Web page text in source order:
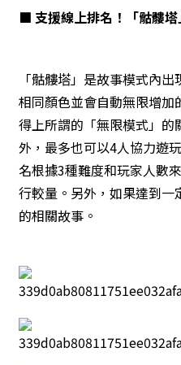
■ 支援線上排名！「骷髏
「骷髏塔」是故事模式內
相同顏色並會自動無限增
得上所謂的「無限模式」
外，最多也可以4人協力遊
名根據3種難度和玩家人數
行較量。另外，如果達到一
的相關故事。